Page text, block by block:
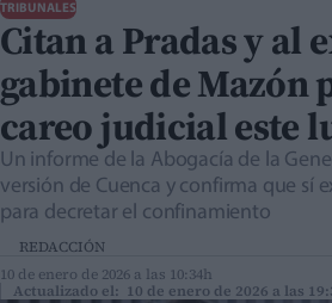
TRIBUNALES
Citan a Pradas y al
gabinete de Mazón
careo judicial este
Un informe de la Abogacía de la
versión de Cuenca y confirma que sí
para decretar el confinamiento
REDACCIÓN
10 de enero de 2026 a las 10:34h
Actualizado el: 10 de enero de 2026 a las